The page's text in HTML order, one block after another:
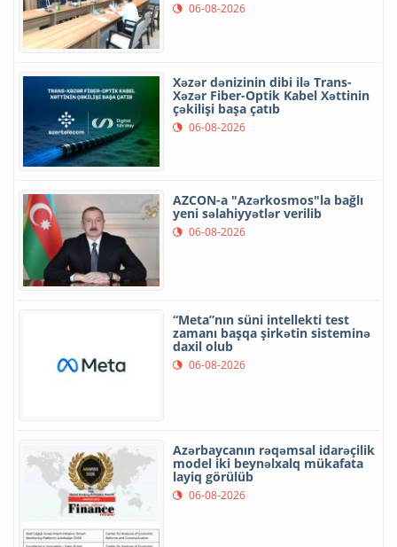
06-08-2026
Xəzər dənizinin dibi ilə Trans-
Xəzər Fiber-Optik Kabel Xəttinin
çəkilişi başa çatıb
06-08-2026
AZCON-a "Azərkosmos"la bağlı
yeni səlahiyyətlər verilib
06-08-2026
“Meta”nın süni intellekti test
zamanı başqa şirkətin sisteminə
daxil olub
06-08-2026
Azərbaycanın rəqəmsal idarəçilik
model iki beynəlxalq mükafata
layiq görülüb
06-08-2026